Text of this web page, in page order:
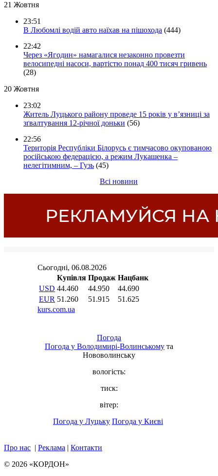
21 Жовтня
23:51
В Любомлі водій авто наїхав на пішохода (444)
22:42
Через «Ягодин» намагалися незаконно провезти
велосипедні насоси, вартістю понад 400 тисяч гривень
(28)
20 Жовтня
23:02
Житель Луцького району проведе 15 років у в’язниці за
зґвалтування 12-річної доньки (56)
22:56
Територія Республіки Білорусь є тимчасово окупованою
російською федерацією, а режим Лукашенка –
нелегітимним, – Гузь (45)
Всі новини
Погода
Погода у Володимирі-Волинському та
Нововолинську
вологість:
тиск:
вітер:
Погода у Луцьку Погода у Києві
Про нас | Реклама | Контакти
© 2026 «КОРДОН»